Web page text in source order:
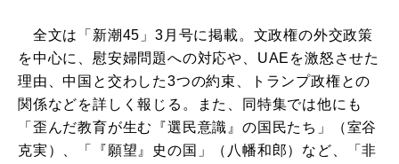
全文は「新潮45」3月号に掲載。文政権の外交政策
を中心に、慰安婦問題への対応や、UAEを激怒させた
理由、中国と交わした3つの約束、トランプ政権との
関係などを詳しく報じる。また、同特集では他にも
「歪んだ教育が生む『選民意識』の国民たち」（室谷
克実）、「『願望』史の国」（八幡和郎）など、「非